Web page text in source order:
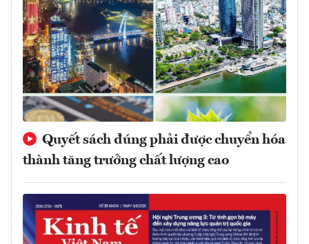
Quyết sách đúng phải được chuyển hóa
thành tăng trưởng chất lượng cao